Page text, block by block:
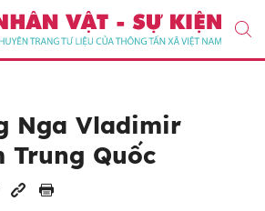
Nga Vladimir
Trung Quốc